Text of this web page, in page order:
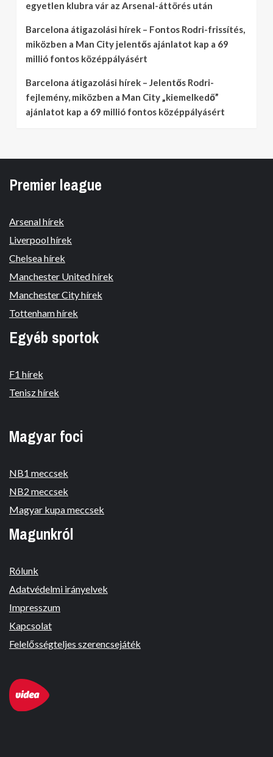
egyetlen klubra vár az Arsenal-áttörés után
Barcelona átigazolási hírek – Fontos Rodri-frissítés,
miközben a Man City jelentős ajánlatot kap a 69
millió fontos középpályásért
Barcelona átigazolási hírek – Jelentős Rodri-
fejlemény, miközben a Man City „kiemelkedő”
ajánlatot kap a 69 millió fontos középpályásért
Premier league
Arsenal hírek
Liverpool hírek
Chelsea hírek
Manchester United hírek
Manchester City hírek
Tottenham hírek
Egyéb sportok
F1 hírek
Tenisz hírek
Magyar foci
NB1 meccsek
NB2 meccsek
Magyar kupa meccsek
Magunkról
Rólunk
Adatvédelmi irányelvek
Impresszum
Kapcsolat
Felelősségteljes szerencsejáték